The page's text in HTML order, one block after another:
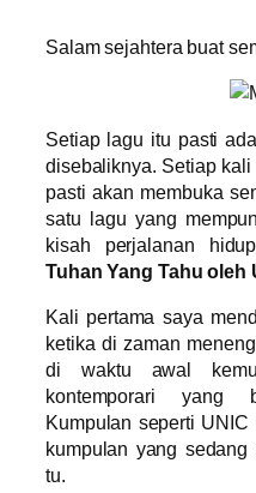
Salam sejahtera buat
Setiap lagu itu pasti
disebaliknya. Setiap kali
pasti akan membuka
satu lagu yang
kisah perjalanan
Tuhan Yang Tahu oleh
Kali pertama saya
ketika di zaman
di waktu awal
kontemporari yang
Kumpulan seperti
kumpulan yang
tu.